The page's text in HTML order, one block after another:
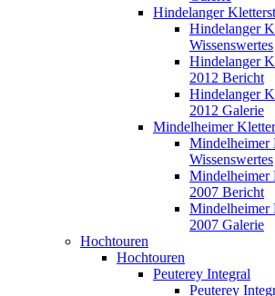
Hindelanger
Hindelanger
Wissenswertes
Hindelanger
2012 Bericht
Hindelanger
2012 Galerie
Mindelheimer
Mindelheimer
Wissenswertes
Mindelheimer
2007 Bericht
Mindelheimer
2007 Galerie
Hochtouren
Hochtouren
Peuterey Integral
Peuterey